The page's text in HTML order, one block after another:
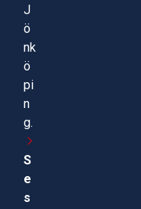
J
ö
nk
ö
pi
n
g.
S
e
s